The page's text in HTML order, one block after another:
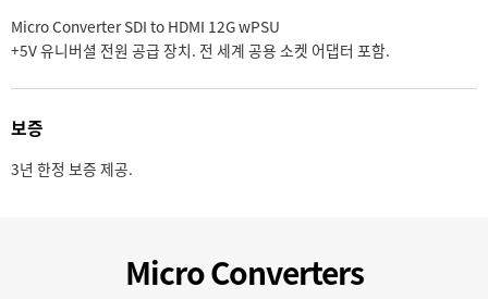
Micro Converter SDI to HDMI 12G wPSU
+5V 유니버셜 전원 공급 장치. 전 세계 공용 소켓 어댑터 포함.
보증
3년 한정 보증 제공.
Micro Converters